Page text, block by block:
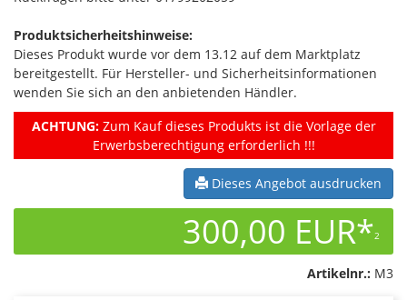
Produktsicherheitshinweise:
Dieses Produkt wurde vor dem 13.12 auf dem Marktplatz
bereitgestellt. Für Hersteller- und Sicherheitsinformationen
wenden Sie sich an den anbietenden Händler.
ACHTUNG:Zum Kauf dieses Produkts ist die Vorlage der
Erwerbsberechtigung erforderlich !!!
Dieses Angebot ausdrucken
300,00 EUR*2
Artikelnr.: M3